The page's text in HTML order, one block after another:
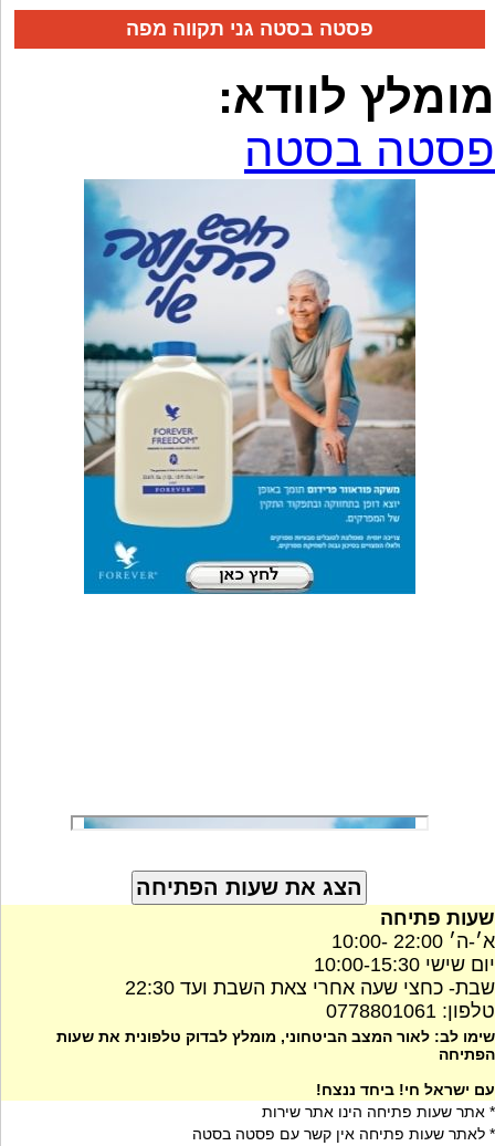
פסטה בסטה גני תקווה מפה
מומלץ לוודא:
פסטה בסטה
שעות פתיחה
א׳-ה׳ 22:00 -10:00
יום שישי 10:00-15:30
שבת- כחצי שעה אחרי צאת השבת ועד 22:30
טלפון: 0778801061
שימו לב: לאור המצב הביטחוני, מומלץ לבדוק טלפונית את שעות
הפתיחה
עם ישראל חי! ביחד ננצח!
* אתר שעות פתיחה הינו אתר שירות
* לאתר שעות פתיחה אין קשר עם פסטה בסטה